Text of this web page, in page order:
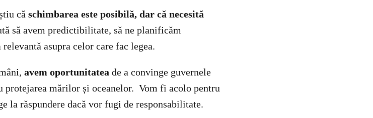
că schimbarea este posibilă, dar că necesită
să avem predictibilitate, să ne planificăm
asupra celor care fac legea.
avem oportunitatea de a convinge guvernele
protejarea mărilor și oceanelor. Vom fi acolo pentru
la răspundere dacă vor fugi de responsabilitate.